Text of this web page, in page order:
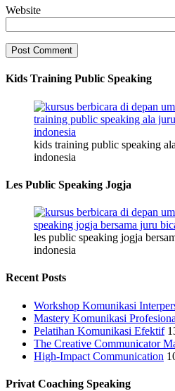
Website
Kids Training Public Speaking
kids training public speaking
indonesia
Les Public Speaking Jogja
les public speaking jogja
indonesia
Recent Posts
Workshop Komunikasi
Mastery Komunikasi
Pelatihan Komunikasi Efektif
The Creative Communicator
High-Impact Communication
Privat Coaching Speaking